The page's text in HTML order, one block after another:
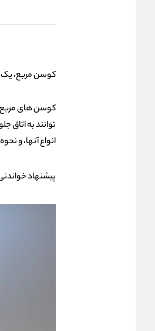
کوسن مربع، یک
کوسنهای
توانند به اتاق
انواع آنها، و
پیشنهاد